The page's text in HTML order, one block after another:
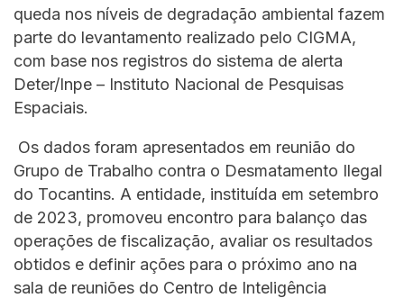
queda nos níveis de degradação ambiental fazem
parte do levantamento realizado pelo CIGMA,
com base nos registros do sistema de alerta
Deter/Inpe – Instituto Nacional de Pesquisas
Espaciais.
Os dados foram apresentados em reunião do
Grupo de Trabalho contra o Desmatamento Ilegal
do Tocantins. A entidade, instituída em setembro
de 2023, promoveu encontro para balanço das
operações de fiscalização, avaliar os resultados
obtidos e definir ações para o próximo ano na
sala de reuniões do Centro de Inteligência